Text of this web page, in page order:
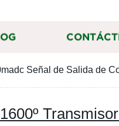
Señal de Salida de